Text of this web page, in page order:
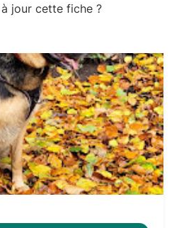
jour cette fiche ?